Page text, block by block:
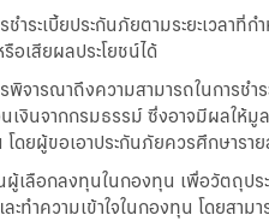
ำระเบี้ยประกันภัยตามระยะเวลา
อเสียผลประโยชน์ได้
จารณาถึงความสามารถในการชำ
เงินจากกรมธรรม์ ซึ่งอาจมีผลให้
ดยผู้ขอเอาประกันภัยควรศึกษารา
ผู้เลือกลงทุนในกองทุน เพื่อวัตถุป
ะทำความเข้าใจในกองทุน โดยสา